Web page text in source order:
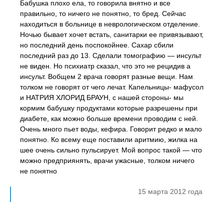
Бабушка плохо ела, то говорила внятно и все
правильно, то ничего не понятно, то бред. Сейчас
находиться в больнице в неврологическом отделение.
Ночью бывает хочет встать, санитарки ее привязывают,
но последний день поспокойнее. Сахар сбили
последний раз до 13. Сделали томографию — инсульт
не виден. Но психиатр сказал, что это не рецидив а
инсульт. Вобщем 2 врача говорят разные вещи. Нам
толком не говорят от чего лечат. Капельницы- мафусол
и НАТРИЯ ХЛОРИД БРАУН, с нашей стороны- мы
кормим бабушку продуктами которые разрешены при
диабете, как можно больше времени проводим с ней.
Очень много пьет воды, кефира. Говорит редко и мало
понятно. Ко всему еще поставили аритмию, жилка на
шее очень сильно пульсирует. Мой вопрос такой — что
можно предприянять, врачи ужасные, толком ничего
не понятно
15 марта 2012 года